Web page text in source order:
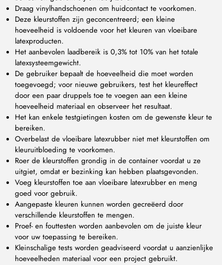
Draag vinylhandschoenen om huidcontact te voorkomen.
Deze kleurstoffen zijn geconcentreerd; een kleine
hoeveelheid is voldoende voor het kleuren van vloeibare
latexproducten.
Het aanbevolen laadbereik is 0,3% tot 10% van het totale
latexsysteemgewicht.
De gebruiker bepaalt de hoeveelheid die moet worden
toegevoegd; voor nieuwe gebruikers, test het kleureffect
door een paar druppels toe te voegen aan een kleine
hoeveelheid materiaal en observeer het resultaat.
Het kan enkele testgietingen kosten om de gewenste kleur te
bereiken.
Overbelast de vloeibare latexrubber niet met kleurstoffen om
kleuruitbloeding te voorkomen.
Roer de kleurstoffen grondig in de container voordat u ze
uitgiet, omdat er bezinking kan hebben plaatsgevonden.
Voeg kleurstoffen toe aan vloeibare latexrubber en meng
goed voor gebruik.
Aangepaste kleuren kunnen worden gecreëerd door
verschillende kleurstoffen te mengen.
Proef- en fouttesten worden aanbevolen om de juiste kleur
voor uw toepassing te bereiken.
Kleinschalige tests worden geadviseerd voordat u aanzienlijke
hoeveelheden materiaal voor een project gebruikt.